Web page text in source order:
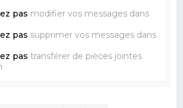
pas modifier vos messages dans
pas supprimer vos messages dans
pas transférer de pièces jointes